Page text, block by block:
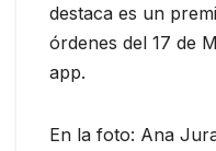
destaca es un
órdenes del 17 de
app.
En la foto: Ana